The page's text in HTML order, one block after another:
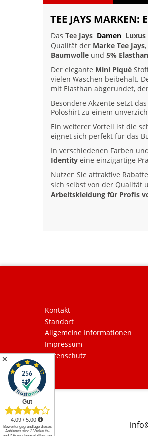
TEE JAYS MARKEN:
Das Tee Jays Damen Luxus
Qualität der Marke Tee Jays
Baumwolle und 5% Elasthan
Der elegante Mini Piqué
vielen Wäschen beibehält.
mit Elasthan abgerundet,
Besondere Akzente setzt
Poloshirt zu einem
Ein weiterer Vorteil ist die
eignet sich perfekt für das
In verschiedenen Farben
Identity eine einzigartige
Nutzen Sie attraktive
sich selbst von der Qualität
Arbeitskleidung für Profis
Kontakt
Standort
Allgemeine Informationen
Impressum
Datenschutz
✕